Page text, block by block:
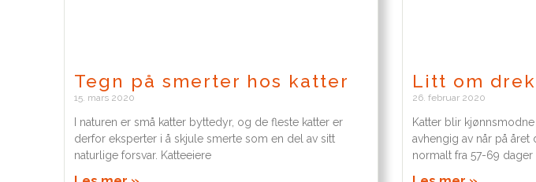
Tegn på smerter hos katter
15. mars 2020
I naturen er små katter byttedyr, og de fleste katter er
derfor eksperter i å skjule smerte som en del av sitt
naturlige forsvar. Katteeiere
Litt om
26. februar 2020
Katter blir
avhengig av når på
normalt fra 57-69